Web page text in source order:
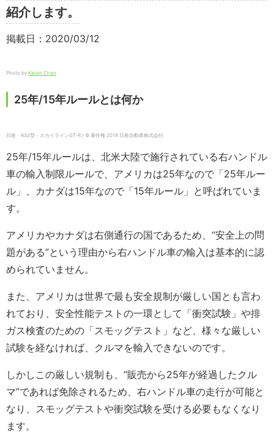
紹介します。
掲載日：2020/03/12
Photo by Kalvin Chan
25年/15年ルールとは何か
日産・R32型・スカイラインGT-R / © 著作権 2019 日産自動車株式会社
25年/15年ルールは、北米大陸で施行されている右ハンドル
車の輸入制限ルールで、アメリカは25年なので「25年ルー
ル」、カナダは15年なので「15年ルール」と呼ばれていま
す。
アメリカやカナダは右側通行の国であるため、“安全上の問
題がある”という理由から右ハンドル車の輸入は基本的に認
められていません。
また、アメリカは世界で最も安全規制が厳しい国とも言わ
れており、安全性能テストの一環として「衝突試験」や排
ガス検査のための「スモッグテスト」など、様々な厳しい
試験を経なければ、クルマを輸入できないのです。
しかしこの厳しい規制も、“販売から25年が経過したクル
マ”であれば免除されるため、右ハンドル車の走行が可能と
なり、スモッグテストや衝突試験を受ける必要もなくなり
ます。